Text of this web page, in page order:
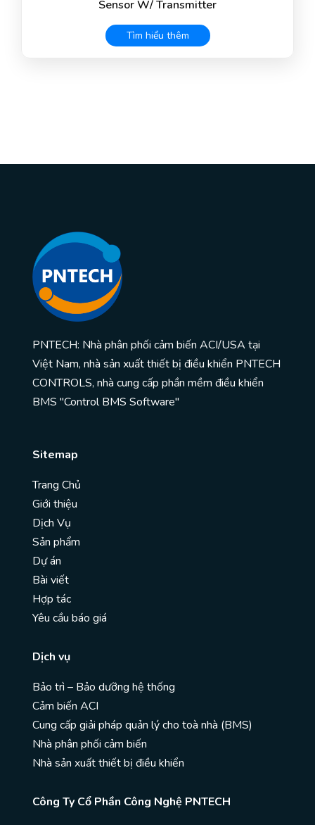
Sensor W/ Transmitter
Tìm hiểu thêm
PNTECH: Nhà phân phối cảm biến ACI/USA tại
Việt Nam, nhà sản xuất thiết bị điều khiển PNTECH
CONTROLS, nhà cung cấp phần mềm điều khiển
BMS "Control BMS Software"
Sitemap
Trang Chủ
Giới thiệu
Dịch Vụ
Sản phẩm
Dự án
Bài viết
Hợp tác
Yêu cầu báo giá
Dịch vụ
Bảo trì – Bảo dưỡng hệ thống
Cảm biến ACI
Cung cấp giải pháp quản lý cho toà nhà (BMS)
Nhà phân phối cảm biến
Nhà sản xuất thiết bị điều khiển
Công Ty Cổ Phần Công Nghệ PNTECH